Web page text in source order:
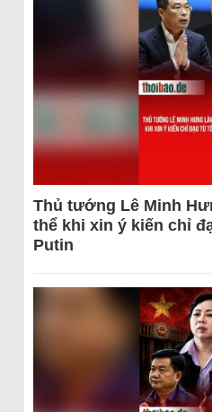
Thủ tướng Lê Minh
thể khi xin ý kiến chỉ
Putin